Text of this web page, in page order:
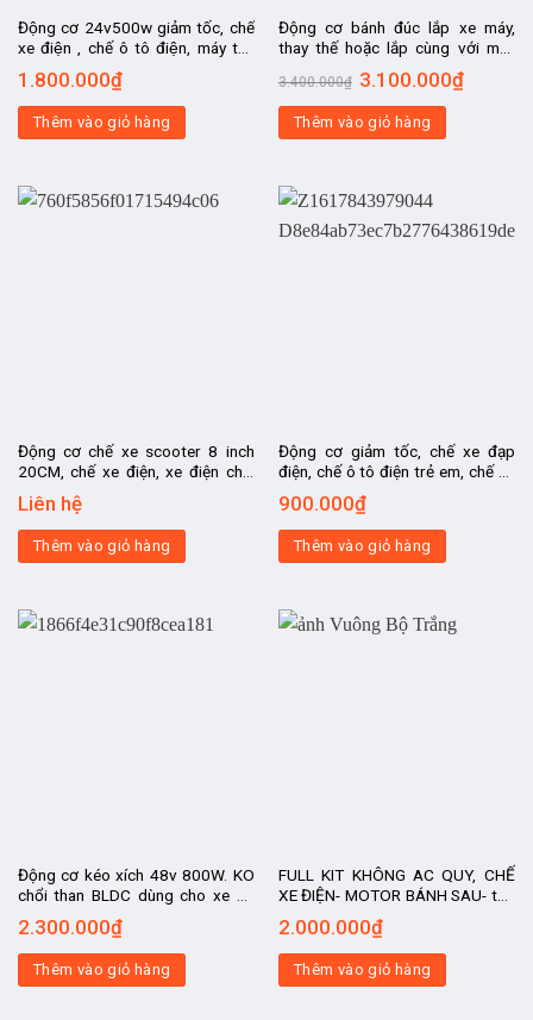
Động cơ 24v500w giảm tốc, chế
xe điện , chế ô tô điện, máy tời,
động cơ DC, kiêm máy phát điện
1.800.000₫
Thêm vào giỏ hàng
Động cơ bánh đúc lắp xe máy,
thay thế hoặc lắp cùng với máy
xăng, chế xe máy thành xe điện lai
3.400.000₫ 3.100.000₫
Thêm vào giỏ hàng
Động cơ chế xe scooter 8 inch
20CM, chế xe điện, xe điện chế,
chế ô tô điện trẻ em, xe điện chở
hàng
Liên hệ
Thêm vào giỏ hàng
Động cơ giảm tốc, chế xe đạp
điện, chế ô tô điện trẻ em, chế xe
đẩy hàng, chế xe chở hàng, chế xe
bán hàng rong
900.000₫
Thêm vào giỏ hàng
Động cơ kéo xích 48v 800W. KO
chổi than BLDC dùng cho xe ba
bánh, chở hàng, mô tô điện, xe
điện 2 bánh tốc độ cao
2.300.000₫
Thêm vào giỏ hàng
FULL KIT KHÔNG AC QUY, CHẾ
XE ĐIỆN- MOTOR BÁNH SAU- tốc
độ 30-35km/h, kit chế xe điện, xe
chế, động cơ
2.000.000₫
Thêm vào giỏ hàng